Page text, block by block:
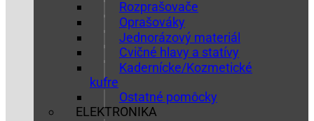
Rozprašovače
Oprašováky
Jednorázový materiál
Cvičné hlavy a statívy
Kadernícke/Kozmetické
kufre
Ostatné pomôcky
ELEKTRONIKA